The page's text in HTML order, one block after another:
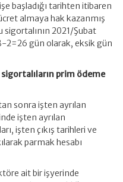
başladığı tarihten itibaren
almaya hak kazanmış
sigortalının 2021/Şubat
2=26 gün olarak, eksik gün
prim ödeme
sonra işten ayrılan
işten ayrılan
işten çıkış tarihleri ve
parmak hesabı
ait bir işyerinde